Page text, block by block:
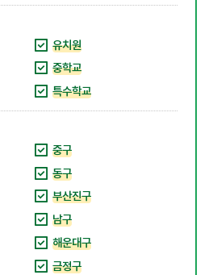
유치원
중학교
특수학교
중구
동구
부산진구
남구
해운대구
금정구